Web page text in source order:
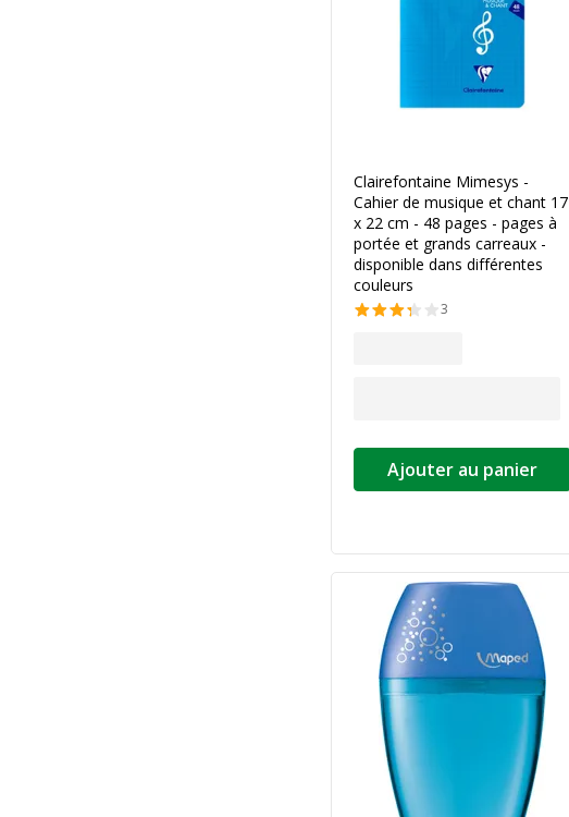
Clairefontaine Mimesys -
Cahier de musique et chant 17
x 22 cm - 48 pages - pages à
portée et grands carreaux -
disponible dans différentes
couleurs
3
Ajouter au panier